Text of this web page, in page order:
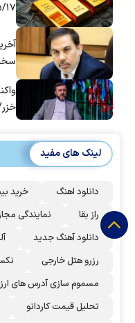
لینک های مفید
دانلود اهنگ خرید
راز بقا
نمایندگی
دانلود آهنگ جدید
رزرو هتل خارجی
مسموم سازی آدرس های
تحلیل قیمت کاردانو